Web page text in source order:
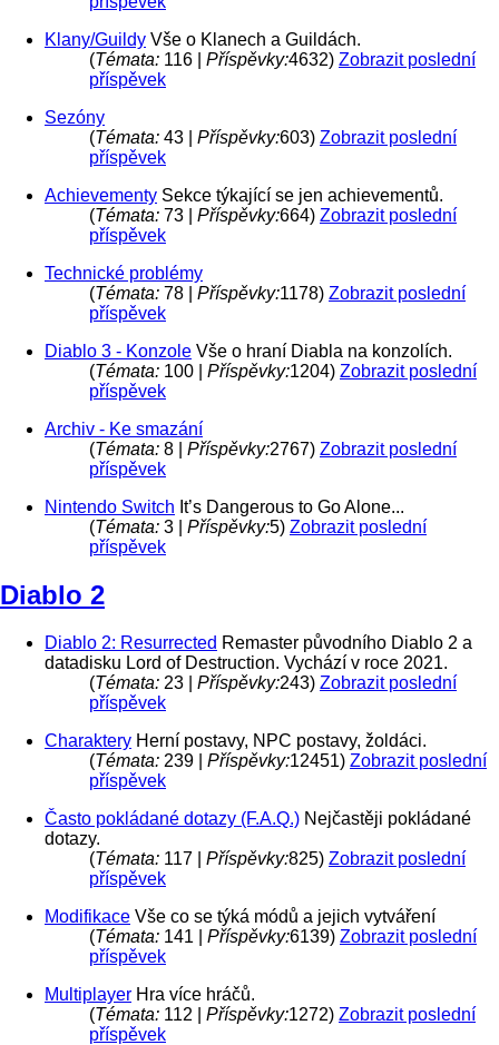
Klany/Guildy Vše o Klanech a Guildách.
(Témata: 116 | Příspěvky:4632) Zobrazit poslední
příspěvek
Sezóny
(Témata: 43 | Příspěvky:603) Zobrazit poslední
příspěvek
Achievementy Sekce týkající se jen achievementů.
(Témata: 73 | Příspěvky:664) Zobrazit poslední
příspěvek
Technické problémy
(Témata: 78 | Příspěvky:1178) Zobrazit poslední
příspěvek
Diablo 3 - Konzole Vše o hraní Diabla na konzolích.
(Témata: 100 | Příspěvky:1204) Zobrazit poslední
příspěvek
Archiv - Ke smazání
(Témata: 8 | Příspěvky:2767) Zobrazit poslední
příspěvek
Nintendo Switch It’s Dangerous to Go Alone...
(Témata: 3 | Příspěvky:5) Zobrazit poslední
příspěvek
Diablo 2
Diablo 2: Resurrected Remaster původního Diablo 2 a
datadisku Lord of Destruction. Vychází v roce 2021.
(Témata: 23 | Příspěvky:243) Zobrazit poslední
příspěvek
Charaktery Herní postavy, NPC postavy, žoldáci.
(Témata: 239 | Příspěvky:12451) Zobrazit poslední
příspěvek
Často pokládané dotazy (F.A.Q.) Nejčastěji pokládané
dotazy.
(Témata: 117 | Příspěvky:825) Zobrazit poslední
příspěvek
Modifikace Vše co se týká módů a jejich vytváření
(Témata: 141 | Příspěvky:6139) Zobrazit poslední
příspěvek
Multiplayer Hra více hráčů.
(Témata: 112 | Příspěvky:1272) Zobrazit poslední
příspěvek